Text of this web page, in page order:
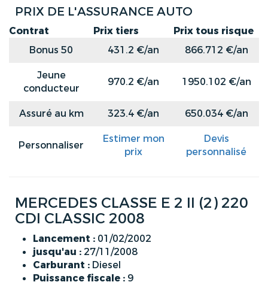
PRIX DE L'ASSURANCE AUTO
Contrat Prix tiers
Prix tous risque
Bonus 50
431.2 €/an
866.712 €/an
Jeune
conducteur
970.2 €/an 1950.102 €/an
Assuré au km 323.4 €/an 650.034 €/an
Personnaliser
Estimer mon
prix
Devis
personnalisé
MERCEDES CLASSE E 2 II (2) 220
CDI CLASSIC 2008
Lancement : 01/02/2002
jusqu'au : 27/11/2008
Carburant : Diesel
Puissance fiscale : 9